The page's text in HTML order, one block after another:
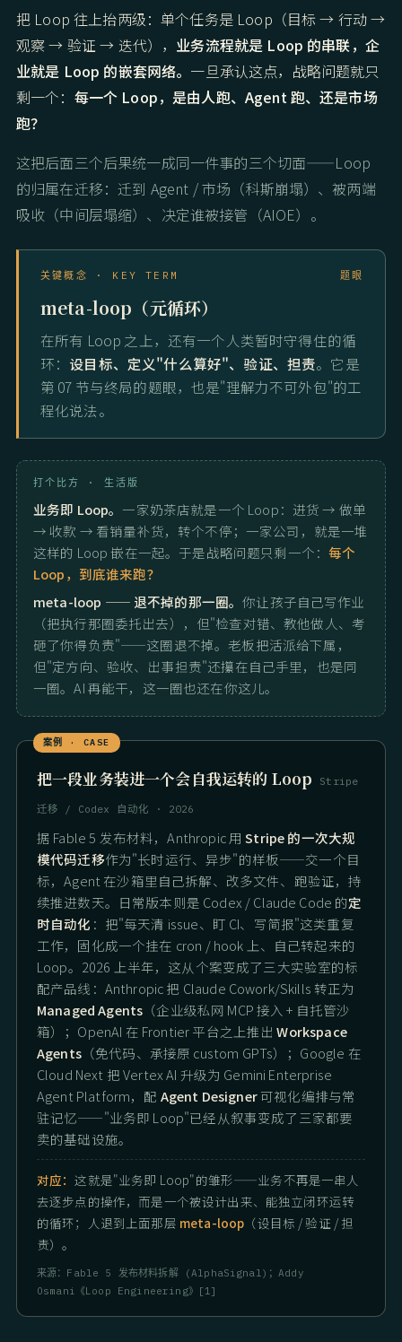
把 Loop 往上抬两级：单个任务是 Loop（目标 → 行动 →
观察 → 验证 → 迭代）， 业务流程就是 Loop 的串联，企
业就是 Loop 的嵌套网络。 一旦承认这点，战略问题就只
剩一个： 每一个 Loop，是由人跑、Agent 跑、还是市场
跑？
这把后面三个后果统一成同一件事的三个切面——Loop
的归属在迁移：迁到 Agent / 市场（科斯崩塌）、被两端
吸收（中间层塌缩）、决定谁被接管（AIOE）。
关键概念 · KEY TERM 题眼
meta-loop（元循环）
在所有 Loop 之上，还有一个人类暂时守得住的循
环： 设目标、定义"什么算好"、验证、担责。它是
第 07 节与终局的题眼，也是"理解力不可外包"的工
程化说法。
打个比方 · 生活版
业务即 Loop。 一家奶茶店就是一个 Loop：进货 → 做单
→ 收款 → 看销量补货，转个不停；一家公司，就是一堆
这样的 Loop 嵌在一起。于是战略问题只剩一个：每个
Loop，到底谁来跑？
meta-loop —— 退不掉的那一圈。你让孩子自己写作业
（把执行那圈委托出去），但"检查对错、教他做人、考
砸了你得负责"——这圈退不掉。老板把活派给下属，
但"定方向、验收、出事担责"还攥在自己手里，也是同
一圈。AI 再能干，这一圈也还在你这儿。
把一段业务装进一个会自我运转的 Loop Stripe
迁移 / Codex 自动化 · 2026
据 Fable 5 发布材料，Anthropic 用Stripe 的一次大规
模代码迁移作为"长时运行、异步"的样板——交一个目
标，Agent 在沙箱里自己拆解、改多文件、跑验证，持
续推进数天。日常版本则是 Codex / Claude Code 的定
时自动化 ：把"每天清 issue、盯 CI、写简报"这类重复
工作，固化成一个挂在 cron / hook 上、自己转起来的
Loop。2026 上半年，这从个案变成了三大实验室的标
配产品线：Anthropic 把 Claude Cowork/Skills 转正为
Managed Agents （企业级私网 MCP 接入 + 自托管沙
箱）；OpenAI 在 Frontier 平台之上推出Workspace
Agents（免代码、承接原 custom GPTs）；Google 在
Cloud Next 把 Vertex AI 升级为 Gemini Enterprise
Agent Platform，配 Agent Designer可视化编排与常
驻记忆——"业务即 Loop"已经从叙事变成了三家都要
卖的基础设施。
对应：这就是"业务即 Loop"的雏形——业务不再是一串人
去逐步点的操作，而是一个被设计出来、能独立闭环运转
的循环；人退到上面那层 meta-loop （设目标 / 验证 / 担
责）。
来源：Fable 5 发布材料拆解 (AlphaSignal)；Addy
Osmani《Loop Engineering》[1]